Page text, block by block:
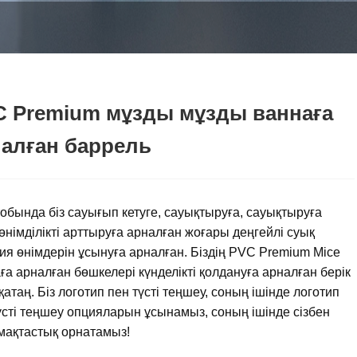
Premium мұзды мұзды ваннаға
баррель
біз сауығып кетуге, сауықтыруға, сауықтыруға
арттыруға арналған жоғары деңгейлі суық
өнімдерін ұсынуға арналған. Біздің PVC Premium Mice
арналған бөшкелері күнделікті қолдануға арналған берік
Біз логотип пен түсті теңшеу, соның ішінде логотип
теңшеу опцияларын ұсынамыз, соның ішінде сізбен
орнатамыз!